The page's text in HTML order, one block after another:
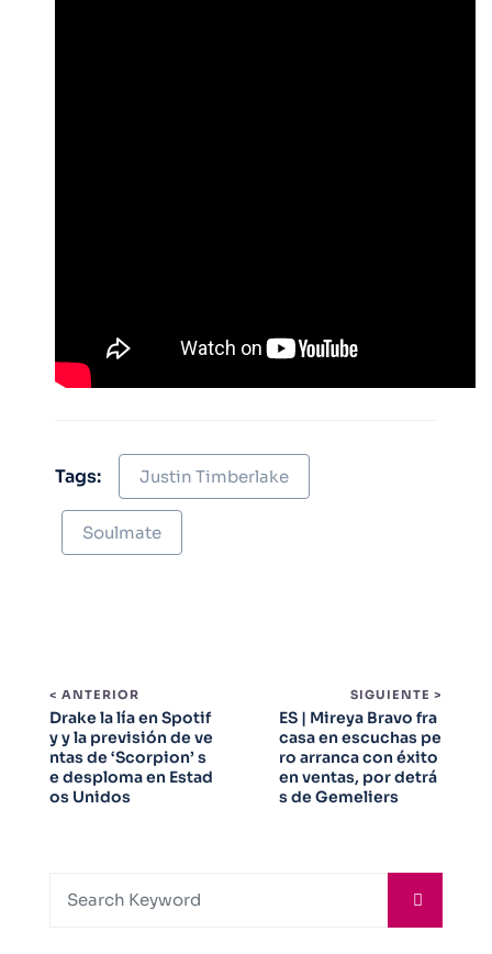
Tags: Justin Timberlake
Soulmate
< ANTERIOR
Drake la lía en Spotif
y y la previsión de ve
ntas de ‘Scorpion’ s
e desploma en Estad
os Unidos
SIGUIENTE >
ES | Mireya Bravo fra
casa en escuchas pe
ro arranca con éxito
en ventas, por detrá
s de Gemeliers